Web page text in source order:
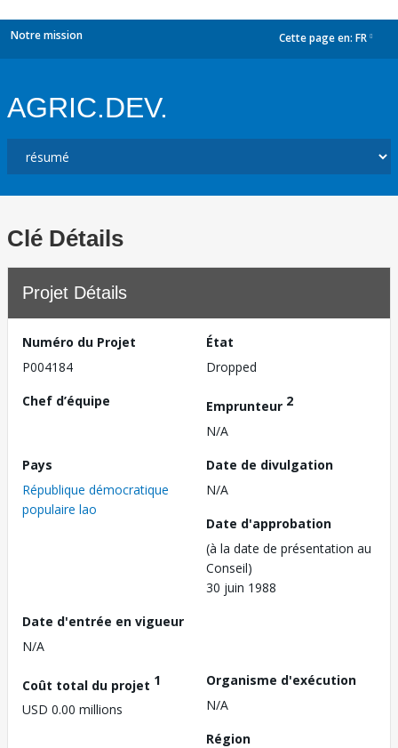
Notre mission Cette page en: FR
AGRIC.DEV.
Clé Détails
Projet Détails
Numéro du Projet
P004184
État
Dropped
Chef d’équipe
Emprunteur 2
N/A
Pays
République démocratique
populaire lao
Date de divulgation
N/A
Date d'approbation
(à la date de présentation au
Conseil)
30 juin 1988
Date d'entrée en vigueur
N/A
Coût total du projet 1
USD 0.00 millions
Organisme d'exécution
N/A
Région